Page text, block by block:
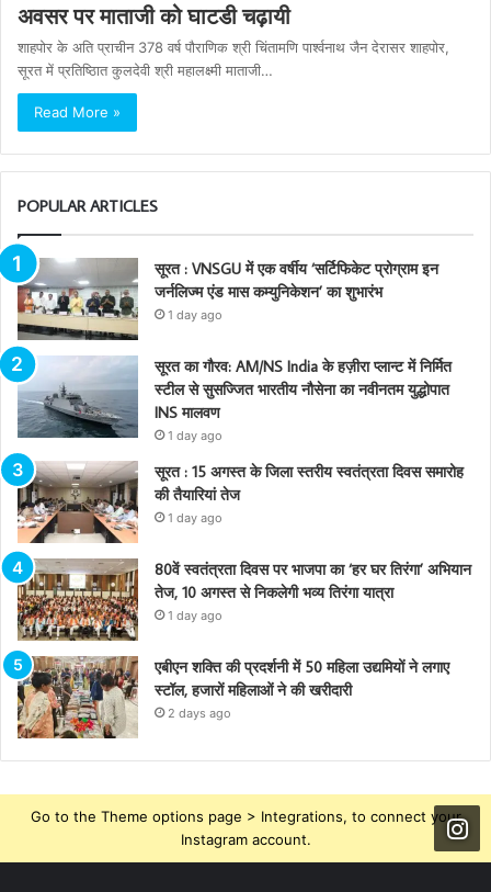
अवसर पर माताजी को घाटडी चढ़ायी
शाहपोर के अति प्राचीन 378 वर्ष पौराणिक श्री चिंतामणि पार्श्वनाथ जैन देरासर शाहपोर,
सूरत में प्रतिष्ठाित कुलदेवी श्री महालक्ष्मी माताजी…
Read More »
POPULAR ARTICLES
सूरत : VNSGU में एक वर्षीय ‘सर्टिफिकेट प्रोग्राम इन
जर्नलिज्म एंड मास कम्युनिकेशन’ का शुभारंभ
1 day ago
सूरत का गौरव: AM/NS India के हज़ीरा प्लान्ट में निर्मित
स्टील से सुसज्जित भारतीय नौसेना का नवीनतम युद्धोपात
INS मालवण
1 day ago
सूरत : 15 अगस्त के जिला स्तरीय स्वतंत्रता दिवस समारोह
की तैयारियां तेज
1 day ago
80वें स्वतंत्रता दिवस पर भाजपा का ‘हर घर तिरंगा’ अभियान
तेज, 10 अगस्त से निकलेगी भव्य तिरंगा यात्रा
1 day ago
एबीएन शक्ति की प्रदर्शनी में 50 महिला उद्यमियों ने लगाए
स्टॉल, हजारों महिलाओं ने की खरीदारी
2 days ago
Go to the Theme options page > Integrations, to connect your
Instagram account.